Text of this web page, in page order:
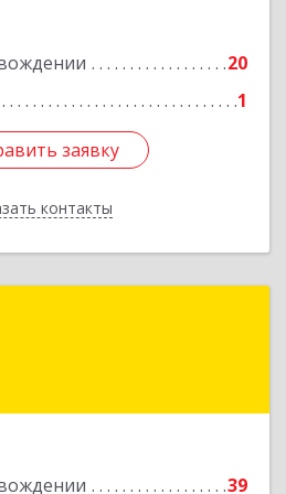
20
1
заявку
контакты
заявку
Назад
39
обл, Одинцовский р-н,
Подробнее